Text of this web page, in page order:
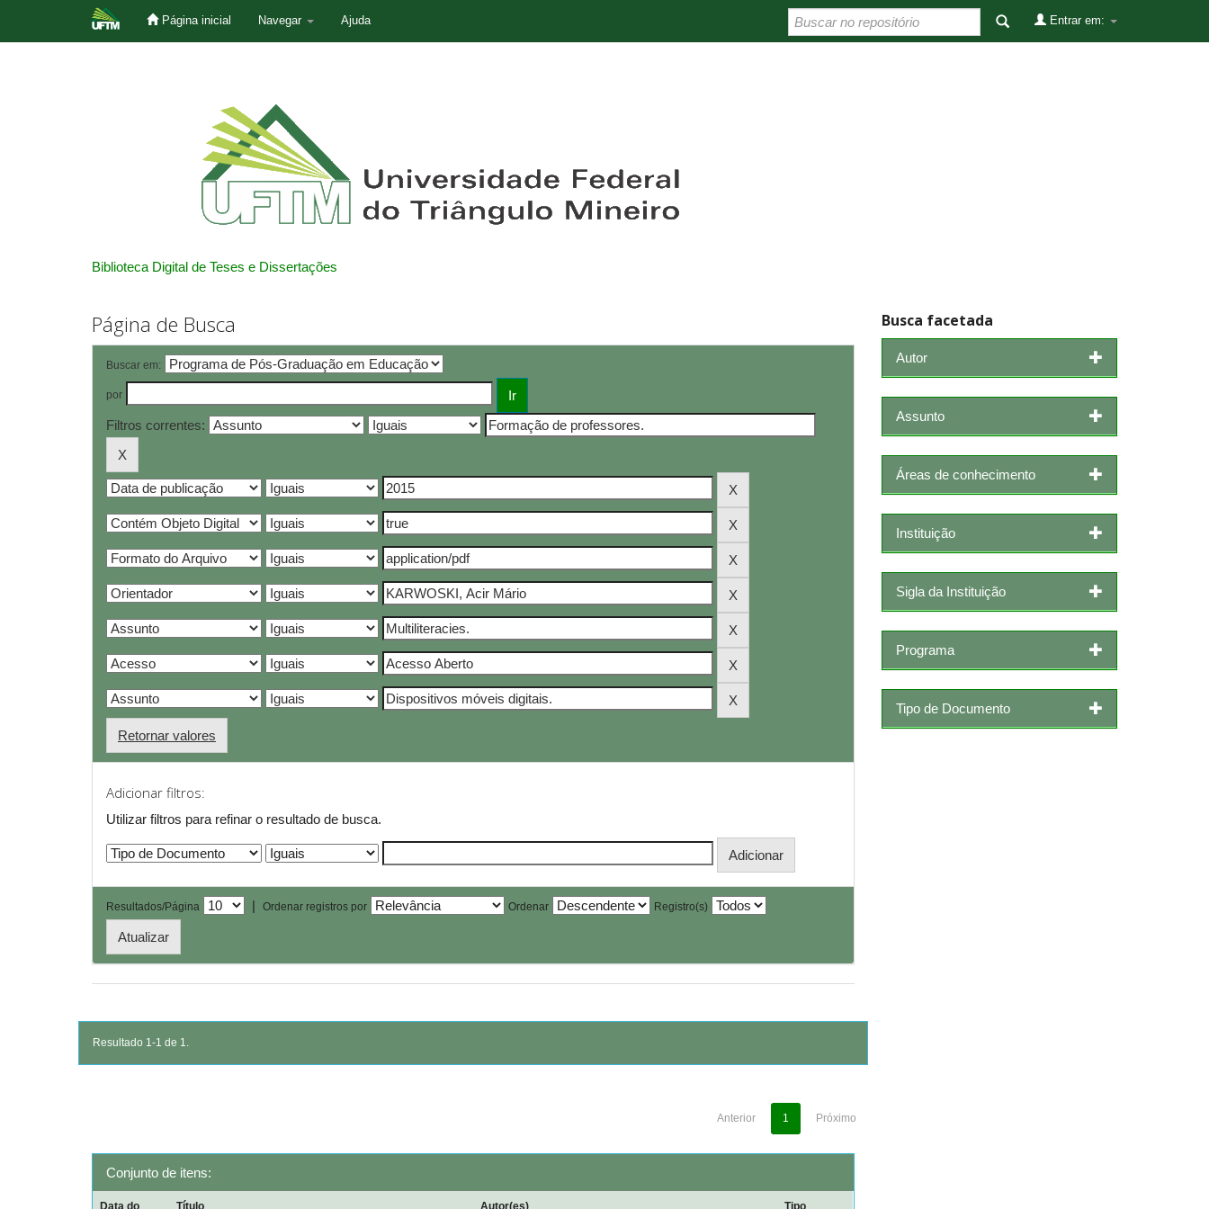
Página inicial Navegar Ajuda Entrar em:
Biblioteca Digital de Teses e Dissertações
Página de Busca
Buscar em:
por
Filtros correntes:
Retornar valores
Adicionar filtros:
Utilizar filtros para refinar o resultado de busca.
Resultados/Página | Ordenar registros por Ordenar Registro(s)
Resultado 1-1 de 1.
Anterior 1 Próximo
Conjunto de itens:
Data do Título Autor(es) Tipo
Busca facetada
Autor
Assunto
Áreas de conhecimento
Instituição
Sigla da Instituição
Programa
Tipo de Documento